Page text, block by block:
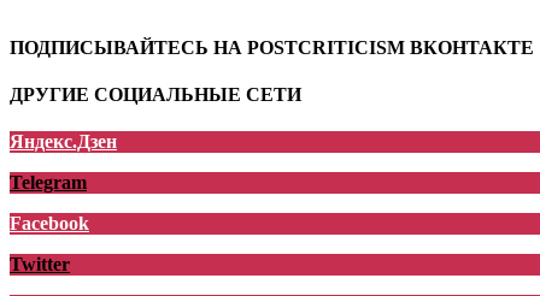
ПОДПИСЫВАЙТЕСЬ НА POSTCRITICISM ВКОНТАКТЕ
ДРУГИЕ СОЦИАЛЬНЫЕ СЕТИ
Яндекс.Дзен
Telegram
Facebook
Twitter